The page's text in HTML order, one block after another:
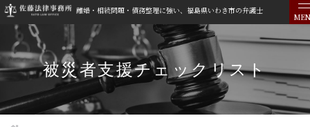
離婚・相続問題・債務整理に強い、福島県いわき市の弁護士
被災者支援チェックリスト